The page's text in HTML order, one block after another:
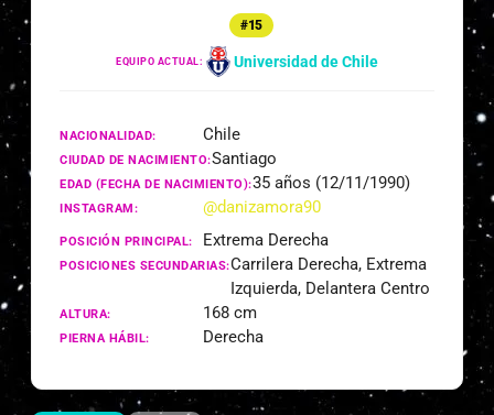
#15
EQUIPO ACTUAL: Universidad de Chile
NACIONALIDAD: Chile
CIUDAD DE NACIMIENTO:Santiago
EDAD (FECHA DE NACIMIENTO):35 años (12/11/1990)
INSTAGRAM: @danizamora90
POSICIÓN PRINCIPAL: Extrema Derecha
POSICIONES SECUNDARIAS:Carrilera Derecha, Extrema
Izquierda, Delantera Centro
ALTURA: 168 cm
PIERNA HÁBIL: Derecha